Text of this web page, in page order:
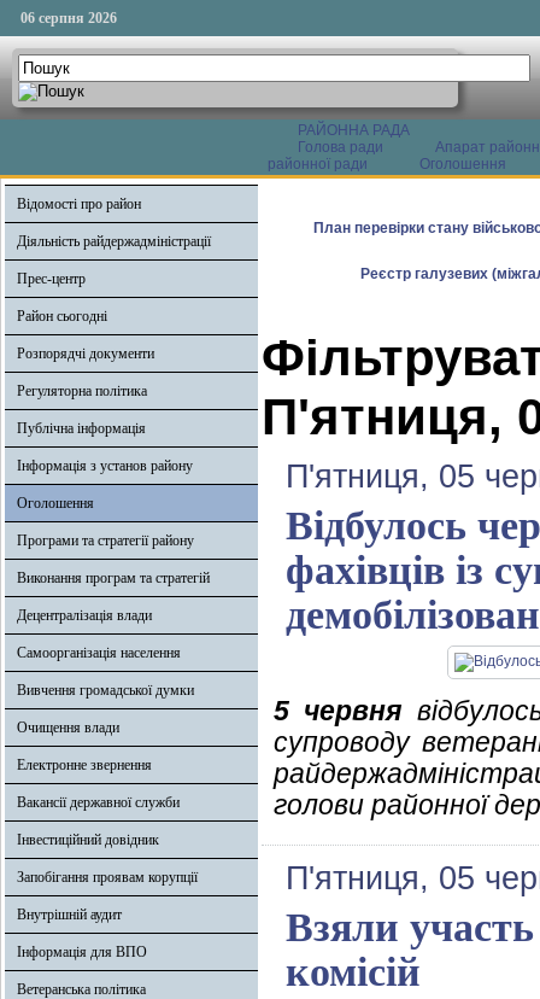
06 серпня 2026
РАЙОННА РАДА
Голова ради
Апарат
районної ради
Оголошення
Відомості про район
Діяльність райдержадміністрації
Прес-центр
Район сьогодні
Розпорядчі документи
Регуляторна політика
Публічна інформація
Інформація з установ району
Оголошення
Програми та стратегії району
Виконання програм та стратегій
Децентралізація влади
Самоорганізація населення
Вивчення громадської думки
Очищення влади
Електронне звернення
Вакансії державної служби
Інвестиційний довідник
Запобігання проявам корупції
Внутрішній аудит
Інформація для ВПО
Ветеранська політика
План перевірки стану
Реєстр галузевих
П'ятниця,
П'ятниця, 05
Відбулось
фахівців із
5 червня
супроводу
голови районної
П'ятниця, 05
Взяли участь
комісій